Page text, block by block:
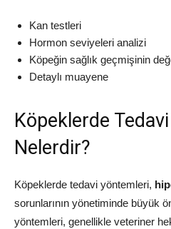
Kan testleri
Hormon seviyeleri analizi
Köpeğin sağlık geçmişinin
Detaylı muayene
Köpeklerde
Nelerdir?
Köpeklerde tedavi yöntemleri,
sorunlarının yönetiminde büyük
yöntemleri, genellikle veteriner